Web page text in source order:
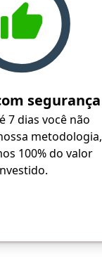
segurança
7 dias você não
metodologia,
100% do valor